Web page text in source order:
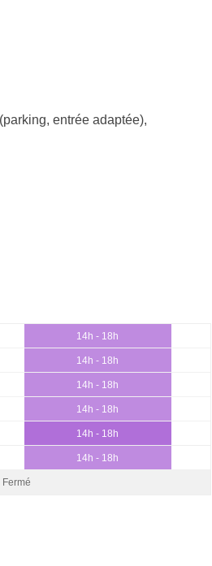
(parking, entrée adaptée),
14h - 18h
14h - 18h
14h - 18h
14h - 18h
14h - 18h
14h - 18h
Fermé